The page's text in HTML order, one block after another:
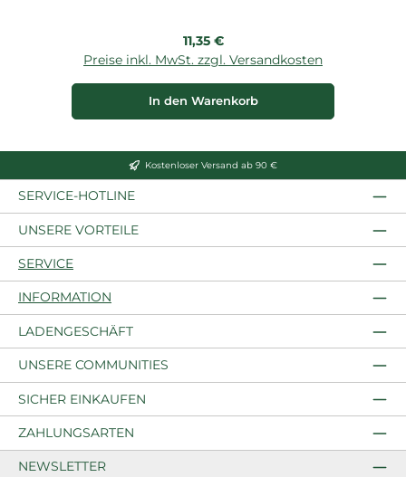
Regulärer Preis:
11,35 €
Preise inkl. MwSt. zzgl. Versandkosten
In den Warenkorb
Kostenloser Versand ab 90 €
SERVICE-HOTLINE
UNSERE VORTEILE
SERVICE
INFORMATION
LADENGESCHÄFT
UNSERE COMMUNITIES
SICHER EINKAUFEN
ZAHLUNGSARTEN
NEWSLETTER